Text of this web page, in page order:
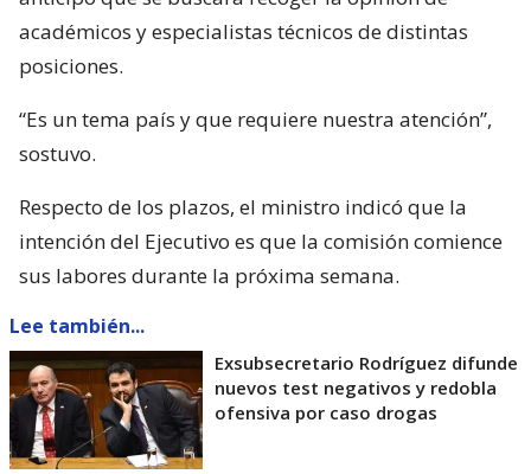
académicos y especialistas técnicos de distintas
posiciones.
“Es un tema país y que requiere nuestra atención”,
sostuvo.
Respecto de los plazos, el ministro indicó que la
intención del Ejecutivo es que la comisión comience
sus labores durante la próxima semana.
Lee también...
Exsubsecretario Rodríguez difunde
nuevos test negativos y redobla
ofensiva por caso drogas